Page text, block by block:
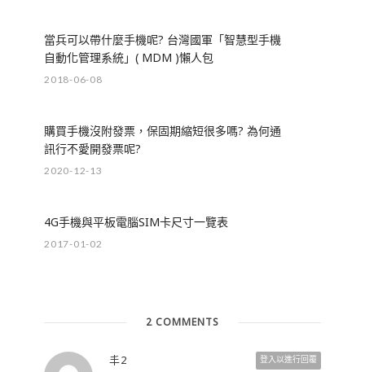
當兵可以帶什麼手機呢? 台灣國軍「智慧型手機
自動化管理系統」( MDM )懶人包
2018-06-08
購買手機沒附發票，保固期縮短很多嗎? 為何通
訊行不愛開發票呢?
2020-12-13
4G手機與平板電腦SIM卡尺寸一覽表
2017-01-02
2 COMMENTS
登入以進行回覆
丰2